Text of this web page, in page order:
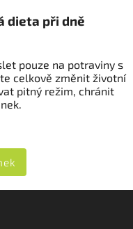
dieta při dně
pouze na potraviny s
celkově změnit životní
pitný režim, chránit